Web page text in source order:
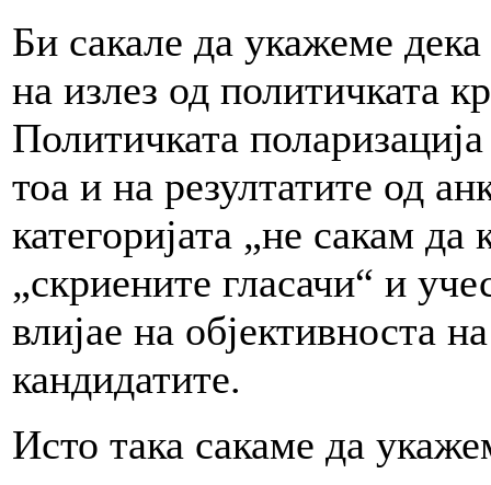
Би сакале да укажеме
на излез од политичката
Политичката
тоа и на резултатите од
категоријата „не сакам
„скриените гласачи“ и
влијае на објективноста
кандидатите.
Исто така сакаме да